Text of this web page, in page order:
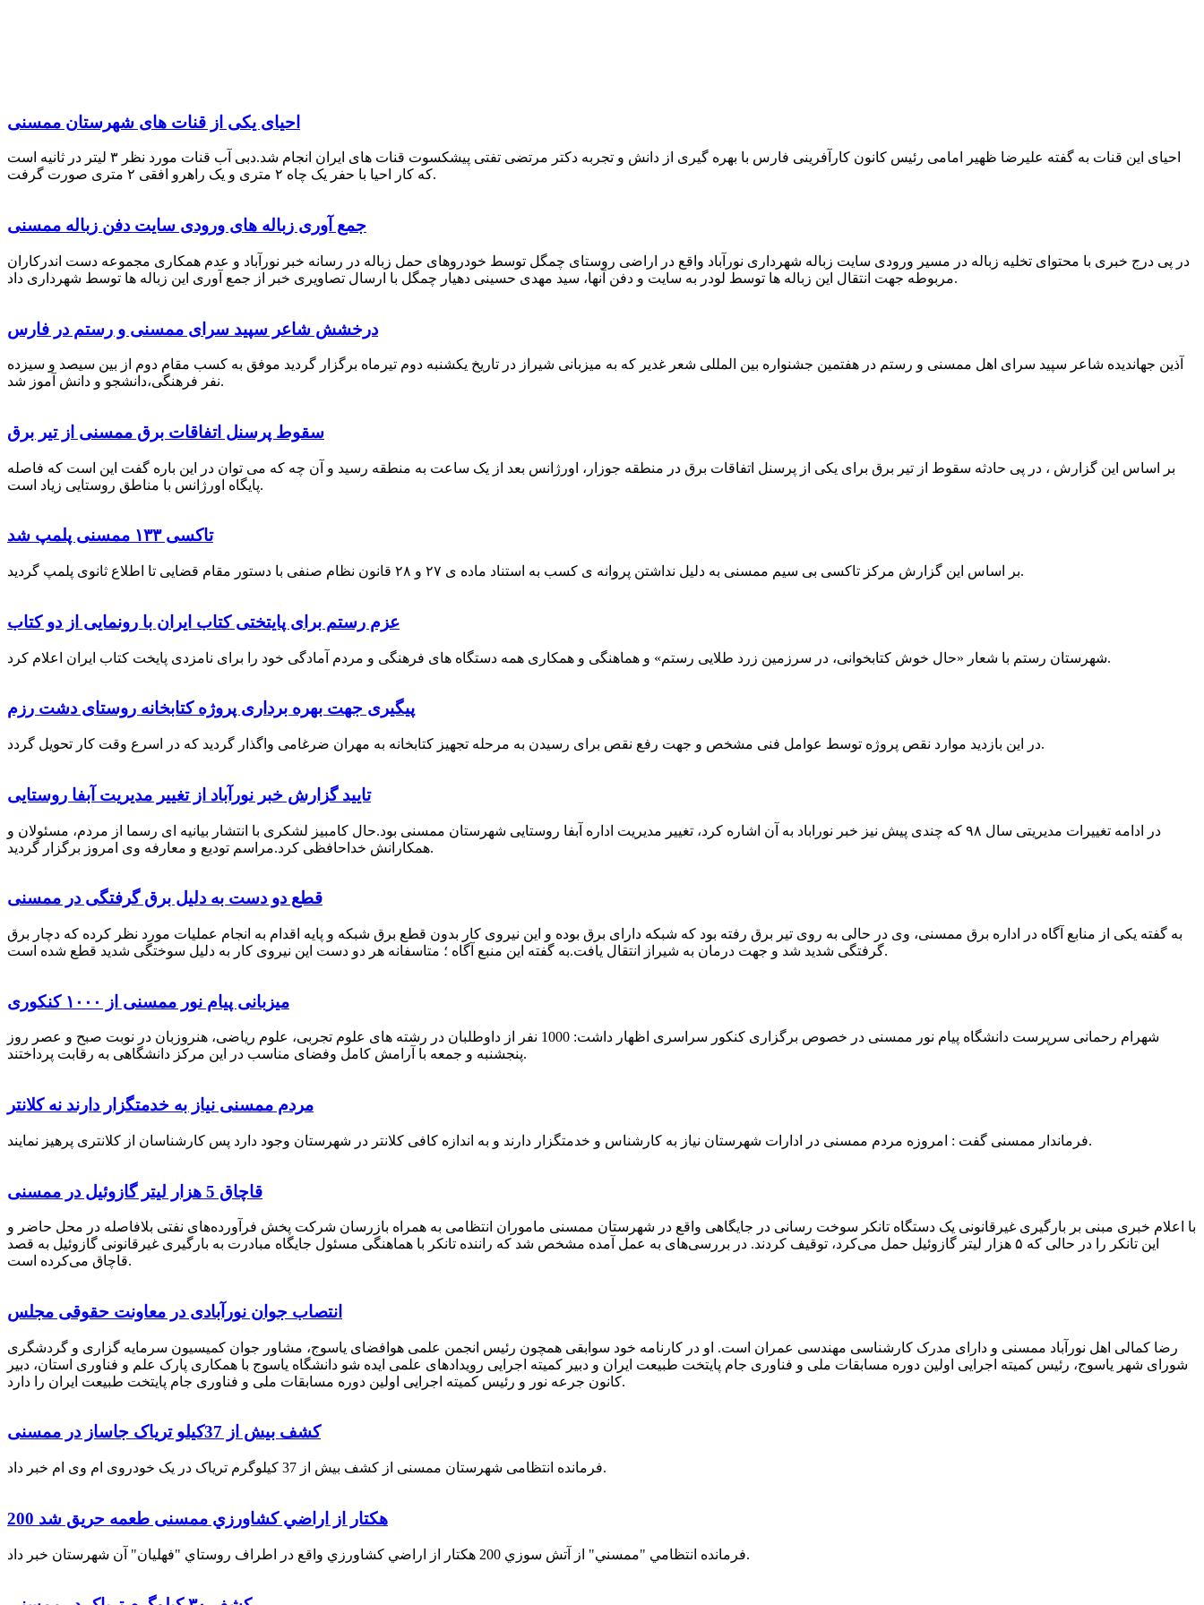
احیای یکی از قنات های شهرستان ممسنی
احیای این قنات به گفته علیرضا ظهیر امامی رئیس کانون کارآفرینی فارس با بهره گیری از دانش و تجربه دکتر مرتضی تفتی پیشکسوت قنات های ایران انجام شد.دبی آب قنات مورد نظر ۳ لیتر در ثانیه است
که کار احیا با حفر یک چاه ۲ متری و یک راهرو افقی ۲ متری صورت گرفت.
جمع آوری زباله های ورودی سایت دفن زباله ممسنی
در پی درج خبری با محتوای تخلیه زباله در مسیر ورودی سایت زباله شهرداری نورآباد واقع در اراضی روستای چمگل توسط خودروهای حمل زباله در رسانه خبر نورآباد و عدم همکاری مجموعه دست اندرکاران
مربوطه جهت انتقال این زباله ها توسط لودر به سایت و دفن آنها، سید مهدی حسینی دهیار چمگل با ارسال تصاویری خبر از جمع آوری این زباله ها توسط شهرداری داد.
درخشش شاعر سپید سرای ممسنی و رستم در فارس
آذین جهاندیده شاعر سپید سرای اهل ممسنی و رستم در هفتمین جشنواره بین المللی شعر غدیر که به میزبانی شیراز در تاریخ یکشنبه دوم تیرماه برگزار گردید موفق به کسب مقام دوم از بین سیصد و سیزده
نفر فرهنگی،دانشجو و دانش آموز شد.
سقوط پرسنل اتفاقات برق ممسنی از تیر برق
بر اساس این گزارش ، در پی حادثه سقوط از تیر برق برای یکی از پرسنل اتفاقات برق در منطقه جوزار، اورژانس بعد از یک ساعت به منطقه رسید و آن چه که می توان در این باره گفت این است که فاصله
پایگاه اورژانس با مناطق روستایی زیاد است.
تاکسی ۱۳۳ ممسنی پلمپ شد
بر اساس این گزارش مرکز تاکسی بی سیم ممسنی به دلیل نداشتن پروانه ی کسب به استناد ماده ی ۲۷ و ۲۸ قانون نظام صنفی با دستور مقام قضایی تا اطلاع ثانوی پلمپ گردید.
عزم رستم برای پایتختی کتاب ایران با رونمایی از دو کتاب
شهرستان رستم با شعار «حال خوش کتابخوانی، در سرزمین زرد طلایی رستم» و هماهنگی و همکاری همه دستگاه های فرهنگی و مردم آمادگی خود را برای نامزدی پایخت کتاب ایران اعلام کرد.
پیگیری جهت بهره برداری پروژه کتابخانه روستای دشت رزم
در این بازدید موارد نقص پروژه توسط عوامل فنی مشخص و جهت رفع نقص برای رسیدن به مرحله تجهیز کتابخانه به مهران ضرغامی واگذار گردید که در اسرع وقت کار تحویل گردد.
تایید گزارش خبر نورآباد از تغییر مدیریت آبفا روستایی
در ادامه تغییرات مدیریتی سال ۹۸ که چندی پیش نیز خبر نوراباد به آن اشاره کرد، تغییر مدیریت اداره آبفا روستایی شهرستان ممسنی بود.حال کامبیز لشکری با انتشار بیانیه ای رسما از مردم، مسئولان و
همکارانش خداحافظی کرد.مراسم تودیع و معارفه وی امروز برگزار گردید.
قطع دو دست به دلیل برق گرفتگی در ممسنی
به گفته یکی از منابع آگاه در اداره برق ممسنی، وی در حالی به روی تیر برق رفته بود که شبکه دارای برق بوده و این نیروی کار بدون قطع برق شبکه و پایه اقدام به انجام عملیات مورد نظر کرده که دچار برق
گرفتگی شدید شد و جهت درمان به شیراز انتقال یافت.به گفته این منبع آگاه ؛ متاسفانه هر دو دست این نیروی کار به دلیل سوختگی شدید قطع شده است.
میزبانی پیام نور ممسنی از ۱۰۰۰ کنکوری
شهرام رحمانی سرپرست دانشگاه پیام نور ممسنی در خصوص برگزاری کنکور سراسری اظهار داشت: 1000 نفر از داوطلبان در رشته های علوم تجربی، علوم ریاضی، هنروزبان در نوبت صبح و عصر روز
پنجشنبه و جمعه با آرامش کامل وفضای مناسب در این مرکز دانشگاهی به رقابت پرداختند.
مردم ممسنی نیاز به خدمتگزار دارند نه کلانتر
فرماندار ممسنی گفت : امروزه مردم ممسنی در ادارات شهرستان نیاز به کارشناس و خدمتگزار دارند و به اندازه کافی کلانتر در شهرستان وجود دارد پس کارشناسان از کلانتری پرهیز نمایند.
قاچاق 5 هزار لیتر گازوئیل در ممسنی
با اعلام خبری مبنی بر بارگیری غیرقانونی یک دستگاه تانکر سوخت رسانی در جایگاهی واقع در شهرستان ممسنی ماموران انتظامی به همراه بازرسان شرکت پخش فرآورده‌های نفتی بلافاصله در محل حاضر و
این تانکر را در حالی که ۵ هزار لیتر گازوئیل حمل می‌کرد، توقیف کردند. در بررسی‌های به عمل آمده مشخص شد که راننده تانکر با هماهنگی مسئول جایگاه مبادرت به بارگیری غیرقانونی گازوئیل به قصد
قاچاق می‌کرده است.
انتصاب جوان نورآبادی در معاونت حقوقی مجلس
رضا کمالی اهل نورآباد ممسنی و دارای مدرک کارشناسی مهندسی عمران است. او در کارنامه خود سوابقی همچون رئیس انجمن علمی هوافضای یاسوج، مشاور جوان کمیسیون سرمایه گزاری و گردشگری
شورای شهر یاسوج، رئیس کمیته اجرایی اولین دوره مسابقات ملی و فناوری جام پایتخت طبیعت ایران و دبیر کمیته اجرایی رویدادهای علمی ایده شو دانشگاه یاسوج با همکاری پارک علم و فناوری استان، دبیر
کانون جرعه نور و رئیس کمیته اجرایی اولین دوره مسابقات ملی و فناوری جام پایتخت طبیعت ایران را دارد.
کشف بیش از 37کیلو تریاک جاساز در ممسنی
فرمانده انتظامی شهرستان ممسنی از کشف بیش از 37 کیلوگرم تریاک در یک خودروی ام وی ام خبر داد.
200 هكتار از اراضي كشاورزي ممسنی طعمه حریق شد
فرمانده انتظامي "ممسني" از آتش سوزي 200 هكتار از اراضي كشاورزي واقع در اطراف روستاي "فهلیان" آن شهرستان خبر داد.